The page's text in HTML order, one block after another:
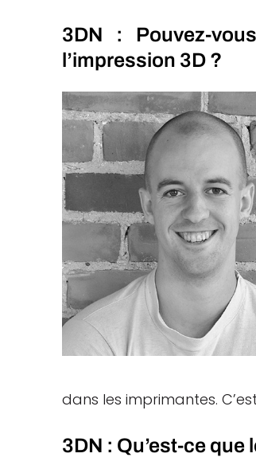
3DN : Pouvez-
l’impression 3D ?
dans les imprimantes.
3DN : Qu’est-ce